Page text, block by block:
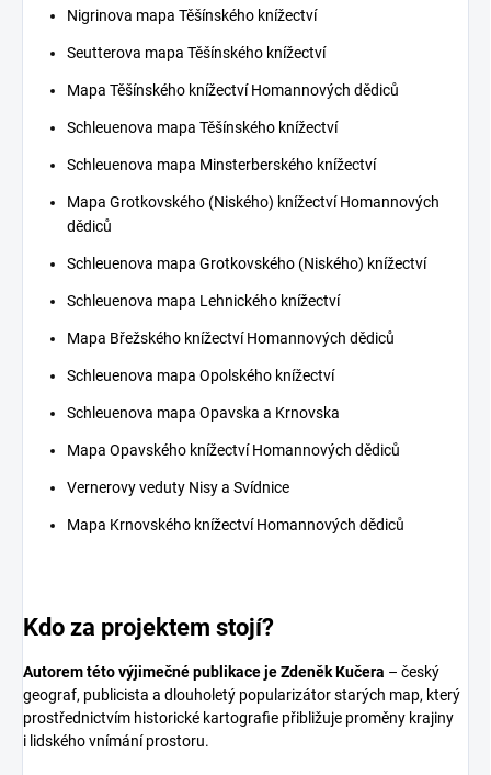
Nigrinova mapa Těšínského knížectví
Seutterova mapa Těšínského knížectví
Mapa Těšínského knížectví Homannových dědiců
Schleuenova mapa Těšínského knížectví
Schleuenova mapa Minsterberského knížectví
Mapa Grotkovského (Niského) knížectví Homannových
dědiců
Schleuenova mapa Grotkovského (Niského) knížectví
Schleuenova mapa Lehnického knížectví
Mapa Břežského knížectví Homannových dědiců
Schleuenova mapa Opolského knížectví
Schleuenova mapa Opavska a Krnovska
Mapa Opavského knížectví Homannových dědiců
Vernerovy veduty Nisy a Svídnice
Mapa Krnovského knížectví Homannových dědiců
Kdo za projektem stojí?
Autorem této výjimečné publikace je Zdeněk Kučera – český
geograf, publicista a dlouholetý popularizátor starých map, který
prostřednictvím historické kartografie přibližuje proměny krajiny
i lidského vnímání prostoru.